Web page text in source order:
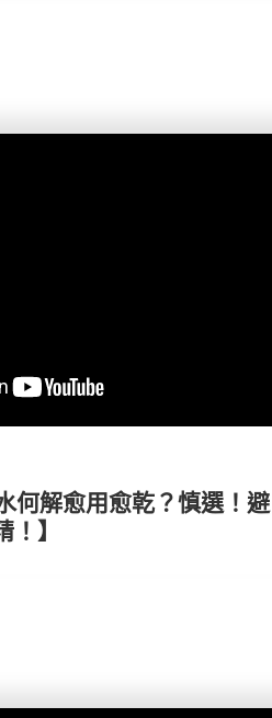
何解愈用愈乾？慎選！避
】